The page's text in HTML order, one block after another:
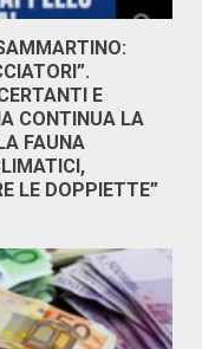
E
CONTINUA LA
FAUNA
LE DOPPIETTE”